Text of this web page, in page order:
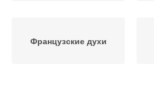
Французские духи